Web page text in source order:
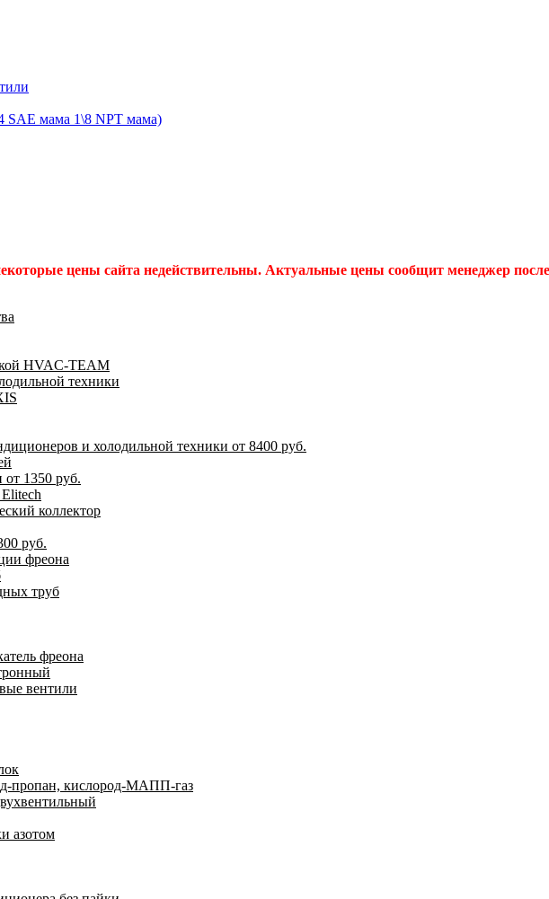
SAE мама 1\8 NPT мама)
цены сайта недействительны. Актуальные цены сообщит менеджер
HVAC-TEAM
техники
и холодильной техники от 8400 руб.
1350 руб.
коллектор
руб.
фреона
труб
фреона
вентили
пропан, кислород-МАПП-газ
азотом